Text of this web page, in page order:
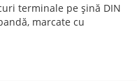
terminale pe șină DIN
marcate cu